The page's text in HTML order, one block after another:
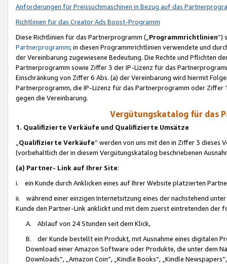
Anforderungen für Preissuchmaschinen in Bezug auf das
Richtlinien für das Creator Ads Boost-Programm
Diese Richtlinien für das Partnerprogramm („Programmrichtlinien“)
Partnerprogramm; in diesen Programmrichtlinien verwendete und
der Vereinbarung zugewiesene Bedeutung. Die Rechte und Pflichten
Partnerprogramm sowie Ziffer 3 der IP-Lizenz für das
Einschränkung von Ziffer 6 Abs. (a) der Vereinbarung wird hiermit
Partnerprogramm, die IP-Lizenz für das Partnerprogramm oder
gegen die Vereinbarung.
Vergütungskatalog für das
1. Qualifizierte Verkäufe und Qualifizierte Umsätze
Qualifizierte Verkäufe“ werden von uns mit den in Ziffer 3
(vorbehaltlich der in diesem Vergütungskatalog beschriebenen
(a) Partner- Link auf Ihrer Site:
i. ein Kunde durch Anklicken eines auf Ihrer Website platzierten
ii. während einer einzigen Internetsitzung eines der nachstehend
Kunde den Partner-Link anklickt und mit dem zuerst eintretenden der
A. Ablauf von 24 Stunden seit dem Klick,
B. der Kunde bestellt ein Produkt, mit Ausnahme eines digitalen
Download einer Amazon Software oder Produkte, die unter dem
Downloads“, „Amazon Coin“, „Kindle Books“, „Kindle